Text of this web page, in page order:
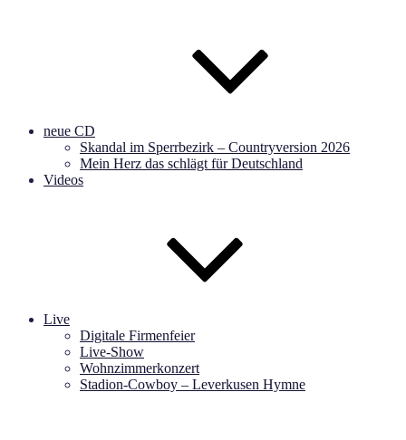
neue CD
Skandal im Sperrbezirk – Countryversion 2026
Mein Herz das schlägt für Deutschland
Videos
Live
Digitale Firmenfeier
Live-Show
Wohnzimmerkonzert
Stadion-Cowboy – Leverkusen Hymne